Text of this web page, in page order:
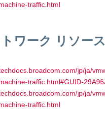
traffic.html
ワーク リソー
jp/ja/
traffic.html#GUID-
jp/ja/
traffic.html